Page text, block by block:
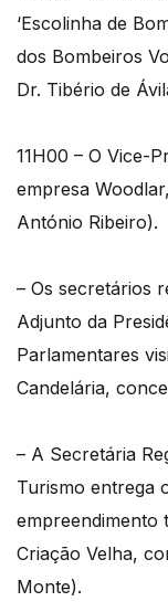
‘Escolinha de
dos Bombeiros
Dr. Tibério de
11H00 – O Vice-
empresa
António Ribeiro).
– Os secretários
Adjunto da
Parlamentares
Candelária,
– A Secretária
Turismo entrega
empreendimento
Criação Velha,
Monte).